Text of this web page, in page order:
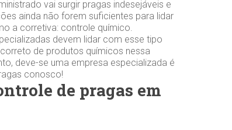
vai surgir pragas indesejáveis e
ainda não forem suficientes para lidar
a corretiva: controle químico.
devem lidar com esse tipo
de produtos químicos nessa
deve-se uma empresa especializada é
conosco!
de pragas em